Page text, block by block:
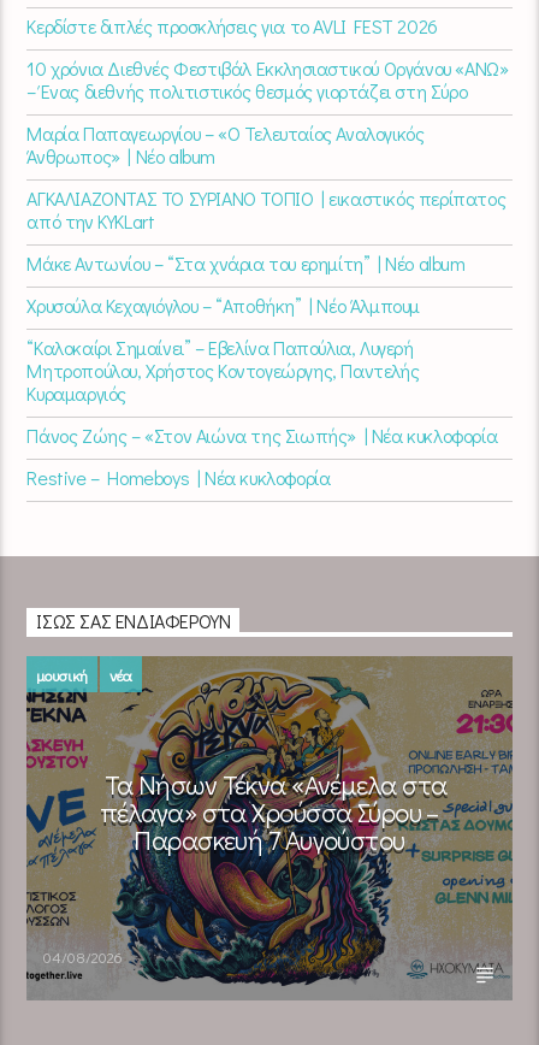
Κερδίστε διπλές προσκλήσεις για το AVLI FEST 2026
10 χρόνια Διεθνές Φεστιβάλ Εκκλησιαστικού Οργάνου «ΑΝΩ»
– Ένας διεθνής πολιτιστικός θεσμός γιορτάζει στη Σύρο​
Μαρία Παπαγεωργίου – «Ο Τελευταίος Αναλογικός
Άνθρωπος» | Νέο album
ΑΓΚΑΛΙΑΖΟΝΤΑΣ ΤΟ ΣΥΡΙΑΝΟ ΤΟΠΙΟ | εικαστικός περίπατος
από την KYKLart
Μάκε Αντωνίου – “Στα χνάρια του ερημίτη” | Νέο album
Χρυσούλα Κεχαγιόγλου – “Αποθήκη” | Νέο Άλμπουμ
“Καλοκαίρι Σημαίνει” – Εβελίνα Παπούλια, Λυγερή
Μητροπούλου, Χρήστος Κοντογεώργης, Παντελής
Κυραμαργιός
Πάνος Ζώης – «Στον Αιώνα της Σιωπής» | Νέα κυκλοφορία
Restive – Homeboys | Νέα κυκλοφορία
ΊΣΩΣ ΣΑΣ ΕΝΔΙΑΦΈΡΟΥΝ
μουσική νέα
Τα Νήσων Τέκνα «Ανέμελα στα
πέλαγα» στα Χρούσσα Σύρου –
Παρασκευή 7 Αυγούστου
04/08/2026